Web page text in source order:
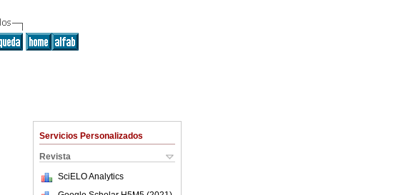
Servicios Personalizados
Revista
SciELO Analytics